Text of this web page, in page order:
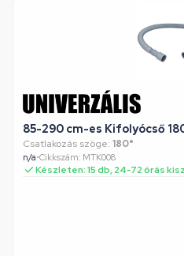
85-290 cm-es Kifolyócső
Csatlakozás szöge: 180°
n/a•Cikkszám: MTK008
Készleten: 15 db, 24-72 órás